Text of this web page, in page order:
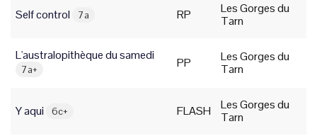
Self control 7a RP
Les Gorges du
Tarn
L'australopithèque du samedi
7a+ PP
Les Gorges du
Tarn
Y aqui 6c+ FLASH
Les Gorges du
Tarn